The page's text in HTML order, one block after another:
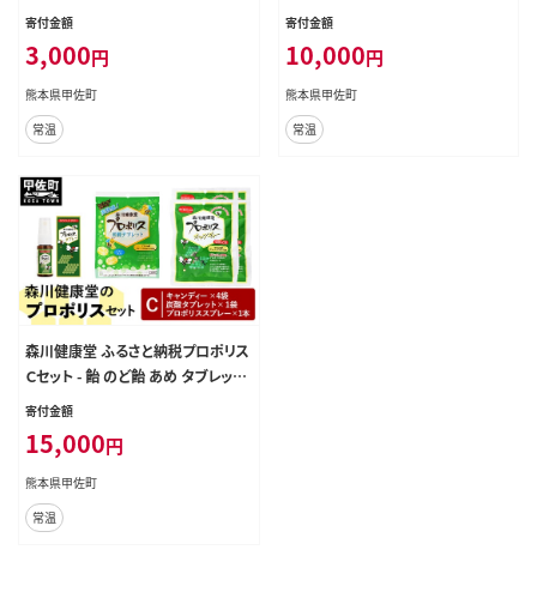
炭酸タブレット 錠菓 キャンディー は
寄付金額
3,000円
熊本県甲佐町
常温
炭酸タブレット 錠菓 キャンディー は
寄付金額
10,000円
熊本県甲佐町
常温
森川健康堂 ふるさと納税プロポリス
Ｃセット - 飴 のど飴 あめ タブレット
炭酸タブレット 錠菓 キャンディー は
ロポリススプレー 手軽に摂取 人気
おすすめ 熊本県 甲佐町
寄付金額
15,000円
熊本県甲佐町
常温